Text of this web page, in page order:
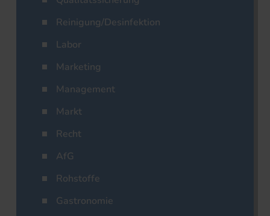
Reinigung/Desinfektion
Labor
Marketing
Management
Markt
Recht
AfG
Rohstoffe
Gastronomie